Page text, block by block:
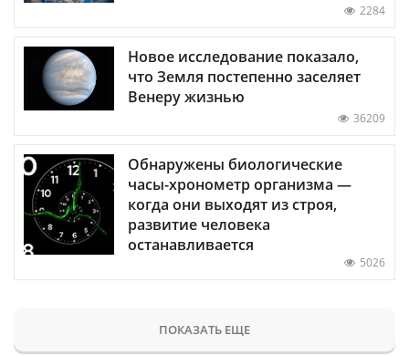
2284
Новое исследование показало,
что Земля постепенно заселяет
Венеру жизнью
36209
Обнаружены биологические
часы-хронометр организма —
когда они выходят из строя,
развитие человека
останавливается
5026
ПОКАЗАТЬ ЕЩЕ